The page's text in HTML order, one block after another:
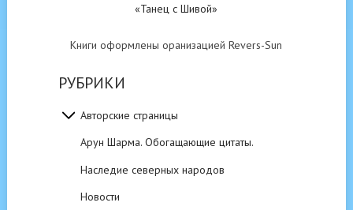
«Танец с Шивой»
Книги оформлены оранизацией Revers-Sun
РУБРИКИ
Авторские страницы
Арун Шарма. Обогащающие цитаты.
Наследие северных народов
Новости